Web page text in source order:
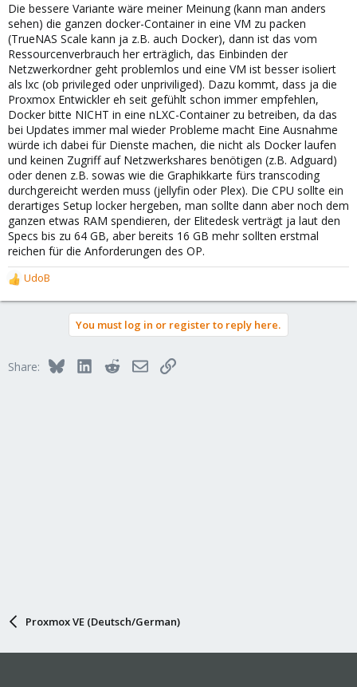
privileged containers should only be used in trusted
environments.
https://pve.proxmox.com/wiki/Linux_Container#pct_settings
Die bessere Variante wäre meiner Meinung (kann man anders
sehen) die ganzen docker-Container in eine VM zu packen
(TrueNAS Scale kann ja z.B. auch Docker), dann ist das vom
Ressourcenverbrauch her erträglich, das Einbinden der
Netzwerkordner geht problemlos und eine VM ist besser isoliert
als lxc (ob privileged oder unpriviliged). Dazu kommt, dass ja die
Proxmox Entwickler eh seit gefühlt schon immer empfehlen,
Docker bitte NICHT in eine nLXC-Container zu betreiben, da das
bei Updates immer mal wieder Probleme macht Eine Ausnahme
würde ich dabei für Dienste machen, die nicht als Docker laufen
und keinen Zugriff auf Netzwerkshares benötigen (z.B. Adguard)
oder denen z.B. sowas wie die Graphikkarte fürs transcoding
durchgereicht werden muss (jellyfin oder Plex). Die CPU sollte ein
derartiges Setup locker hergeben, man sollte dann aber noch dem
ganzen etwas RAM spendieren, der Elitedesk verträgt ja laut den
Specs bis zu 64 GB, aber bereits 16 GB mehr sollten erstmal
reichen für die Anforderungen des OP.
R
e
o
UdoB
You must log in or register to reply here.
Share: BlueskyLinkedInRedditEmailLink
Proxmox VE (Deutsch/German)